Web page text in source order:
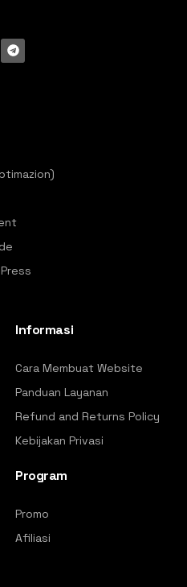
Informasi
Cara Membuat Website
Panduan Layanan
Refund and Returns Policy
Kebijakan Privasi
Program
Promo
Afiliasi